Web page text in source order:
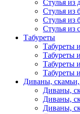
Стулья из
Стулья из
Стулья из
Стулья из
Табуреты
Табуреты
Табуреты
Табуреты
Табуреты
Диваны,
Диваны,
Диваны,
Диваны,